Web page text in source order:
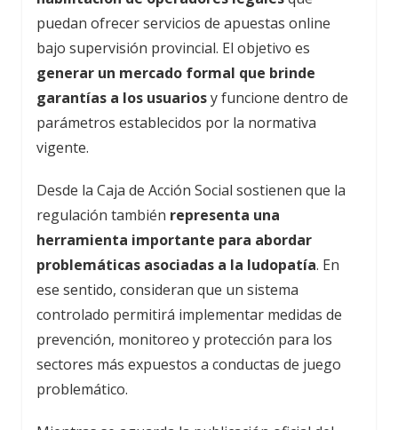
puedan ofrecer servicios de apuestas online
bajo supervisión provincial. El objetivo es
generar un mercado formal que brinde
garantías a los usuariosy funcione dentro de
parámetros establecidos por la normativa
vigente.
Desde la Caja de Acción Social sostienen que la
regulación también representa una
herramienta importante para abordar
problemáticas asociadas a la ludopatía. En
ese sentido, consideran que un sistema
controlado permitirá implementar medidas de
prevención, monitoreo y protección para los
sectores más expuestos a conductas de juego
problemático.